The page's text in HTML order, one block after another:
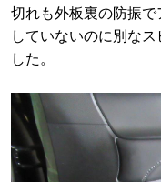
切れも外板裏の防振
していないのに別な
した。